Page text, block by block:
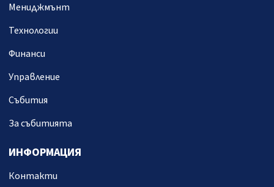
Мениджмънт
Технологии
Финанси
Управление
Събития
За събитията
ИНФОРМАЦИЯ
Контакти